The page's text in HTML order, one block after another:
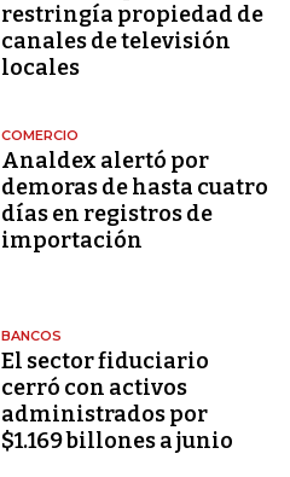
restringía propiedad de
canales de televisión
locales
COMERCIO
Analdex alertó por
demoras de hasta cuatro
días en registros de
importación
BANCOS
El sector fiduciario
cerró con activos
administrados por
$1.169 billones a junio